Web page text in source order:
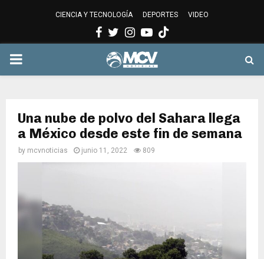
CIENCIA Y TECNOLOGÍA DEPORTES VIDEO
Facebook
Twitter
Instagram
Youtube
PRIMARY
Una nube de polvo del Sahara llega
a México desde este fin de semana
by mcvnoticias junio 11, 2022 809